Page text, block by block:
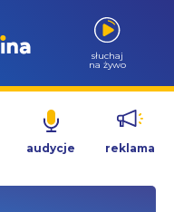
słuchaj
na żywo
audycje reklama